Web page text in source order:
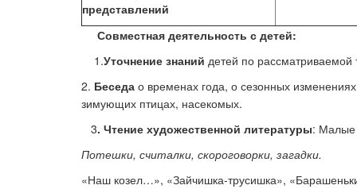
представлений
Совместная деятельность с детей:
1.Уточнение знаний детей по рассматриваемой
2. Беседа о временах года, о сезонных
зимующих птицах, насекомых.
3. Чтение художественной литературы:
Потешки, считалки, скороговорки, загадки.
«Наш козел…», «Зайчишка-трусишка»,